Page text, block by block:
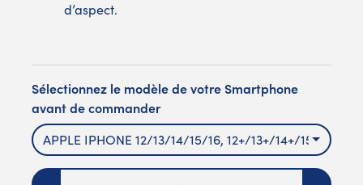
d’aspect.
Sélectionnez le modèle de votre Smartphone
avant de commander
APPLE IPHONE 12/13/14/15/16, 12+/13+/14+/15+/16+
Quantité